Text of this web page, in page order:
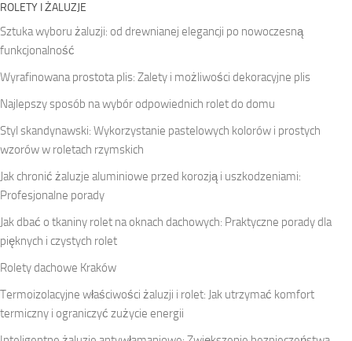
ROLETY I ŻALUZJE
Sztuka wyboru żaluzji: od drewnianej elegancji po nowoczesną
funkcjonalność
Wyrafinowana prostota plis: Zalety i możliwości dekoracyjne plis
Najlepszy sposób na wybór odpowiednich rolet do domu
Styl skandynawski: Wykorzystanie pastelowych kolorów i prostych
wzorów w roletach rzymskich
Jak chronić żaluzje aluminiowe przed korozją i uszkodzeniami:
Profesjonalne porady
Jak dbać o tkaniny rolet na oknach dachowych: Praktyczne porady dla
pięknych i czystych rolet
Rolety dachowe Kraków
Termoizolacyjne właściwości żaluzji i rolet: Jak utrzymać komfort
termiczny i ograniczyć zużycie energii